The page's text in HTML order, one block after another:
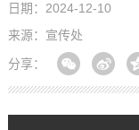
日期：2024-12-10
来源：宣传处
分享：